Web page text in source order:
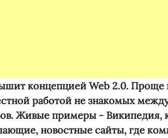
концепцией Web 2.0. Проще
работой не знакомых
Живые примеры - Википедия,
новостные сайты, где